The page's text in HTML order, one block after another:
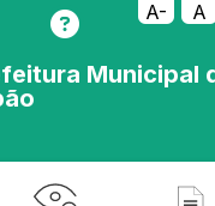
A- A
Municipal